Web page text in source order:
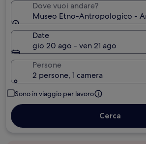
Dove vuoi andare?
Museo Etno-Antropologico -
Date
gio 20 ago - ven 21 ago
Persone
2 persone, 1 camera
Sono in viaggio per lavoro
Cerca